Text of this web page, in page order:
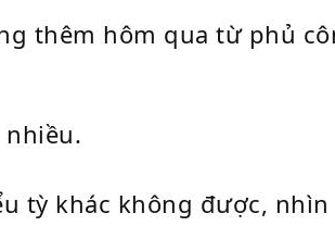
thêm hôm qua từ phủ
tỳ khác không được,